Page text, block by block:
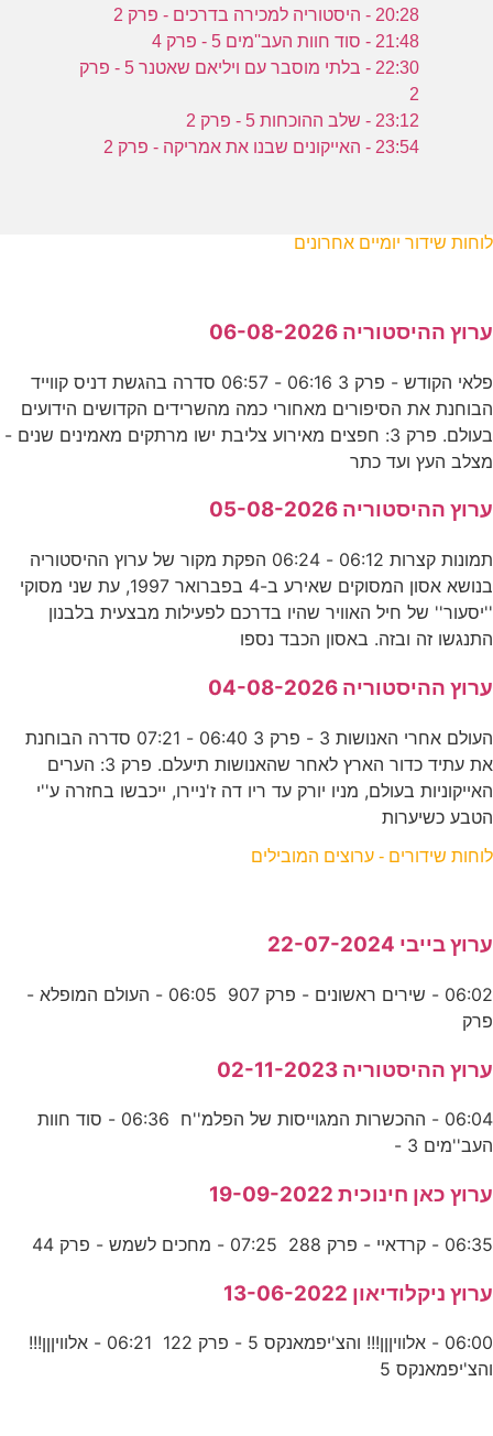
20:28 - היסטוריה למכירה בדרכים - פרק 2
21:48 - סוד חוות העב''מים 5 - פרק 4
22:30 - בלתי מוסבר עם ויליאם שאטנר 5 - פרק
2
23:12 - שלב ההוכחות 5 - פרק 2
23:54 - האייקונים שבנו את אמריקה - פרק 2
לוחות שידור יומיים אחרונים
ערוץ ההיסטוריה 06-08-2026
פלאי הקודש - פרק 3 06:16 - 06:57 סדרה בהגשת דניס קווייד
הבוחנת את הסיפורים מאחורי כמה מהשרידים הקדושים הידועים
בעולם. פרק 3: חפצים מאירוע צליבת ישו מרתקים מאמינים שנים -
מצלב העץ ועד כתר
ערוץ ההיסטוריה 05-08-2026
תמונות קצרות 06:12 - 06:24 הפקת מקור של ערוץ ההיסטוריה
בנושא אסון המסוקים שאירע ב-4 בפברואר 1997, עת שני מסוקי
''יסעור'' של חיל האוויר שהיו בדרכם לפעילות מבצעית בלבנון
התנגשו זה ובזה. באסון הכבד נספו
ערוץ ההיסטוריה 04-08-2026
העולם אחרי האנושות 3 - פרק 3 06:40 - 07:21 סדרה הבוחנת
את עתיד כדור הארץ לאחר שהאנושות תיעלם. פרק 3: הערים
האייקוניות בעולם, מניו יורק עד ריו דה ז'ניירו, ייכבשו בחזרה ע''י
הטבע כשיערות
לוחות שידורים - ערוצים המובילים
ערוץ בייבי 22-07-2024
06:02 - שירים ראשונים - פרק 907 06:05 - העולם המופלא -
פרק
ערוץ ההיסטוריה 02-11-2023
06:04 - ההכשרות המגוייסות של הפלמ''ח 06:36 - סוד חוות
העב''מים 3 -
ערוץ כאן חינוכית 19-09-2022
06:35 - קרדאיי - פרק 288 07:25 - מחכים לשמש - פרק 44
ערוץ ניקלודיאון 13-06-2022
06:00 - אלוויןןן!!! והצ'יפמאנקס 5 - פרק 122 06:21 - אלוויןןן!!!
והצ'יפמאנקס 5